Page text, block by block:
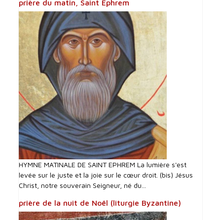
prière du matin, Saint Ephrem
HYMNE MATINALE DE SAINT EPHREM La lumière s'est
levée sur le juste et la joie sur le cœur droit. (bis) Jésus
Christ, notre souverain Seigneur, né du...
prière de la nuit de Noël (liturgie Byzantine)